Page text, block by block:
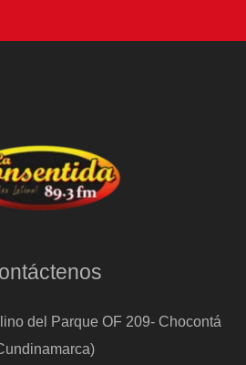
del Parque OF 209- Chocontá